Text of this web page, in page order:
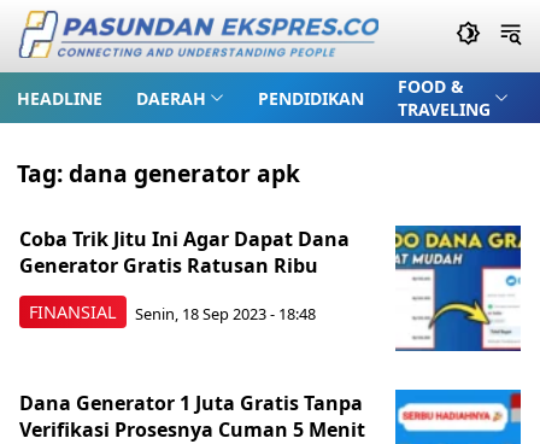
HEADLINE DAERAH PENDIDIKAN
FOOD &
TRAVELING
Tag:dana generator apk
FINANSIAL
Coba Trik Jitu Ini Agar Dapat Dana
Generator Gratis Ratusan Ribu
Senin, 18 Sep 2023 - 18:48
Dana Generator 1 Juta Gratis Tanpa
Verifikasi Prosesnya Cuman 5 Menit